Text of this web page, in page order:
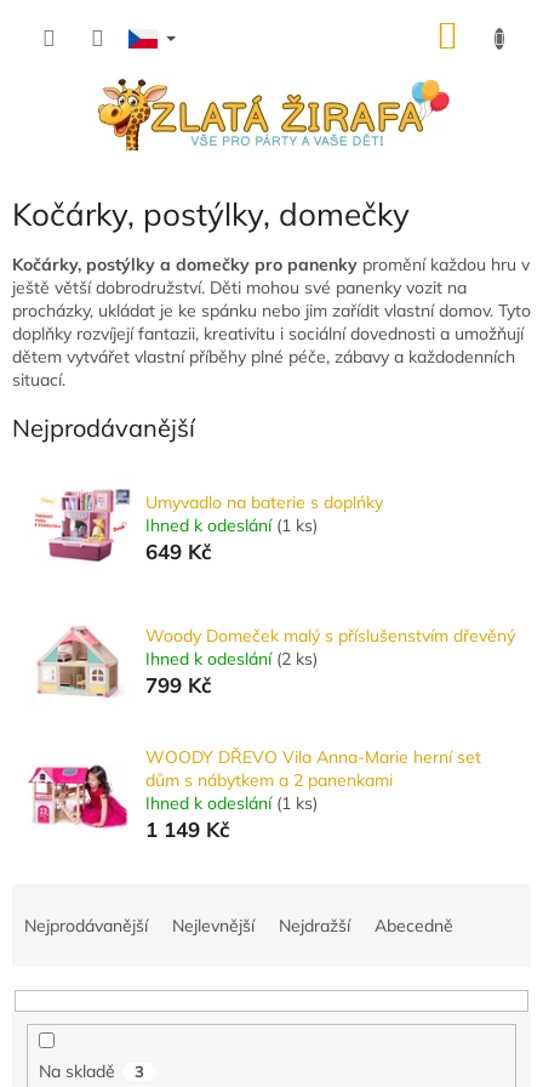
Kočárky, postýlky, domečky
Kočárky, postýlky a domečky pro panenky promění každou hru v
ještě větší dobrodružství. Děti mohou své panenky vozit na
procházky, ukládat je ke spánku nebo jim zařídit vlastní domov. Tyto
doplňky rozvíjejí fantazii, kreativitu i sociální dovednosti a umožňují
dětem vytvářet vlastní příběhy plné péče, zábavy a každodenních
situací.
Nejprodávanější
Umyvadlo na baterie s doplńky
Ihned k odeslání (1 ks)
649 Kč
Woody Domeček malý s příslušenstvím dřevěný
Ihned k odeslání (2 ks)
799 Kč
WOODY DŘEVO Vila Anna-Marie herní set
dům s nábytkem a 2 panenkami
Ihned k odeslání (1 ks)
1 149 Kč
n
Nejprodávanější Nejlevnější Nejdražší Abecedně
Na skladě 3